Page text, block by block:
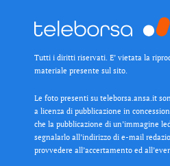
Tutti i diritti riservati. E’ vietata la
materiale presente sul sito.
Le foto presenti su teleborsa.ansa.it
a licenza di pubblicazione in
che la pubblicazione di un’immagine
segnalarlo all’indirizzo di e-mail
provvedere all’accertamento ed